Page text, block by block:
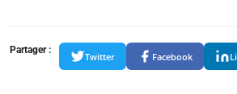
Partager :
Twitter Facebook